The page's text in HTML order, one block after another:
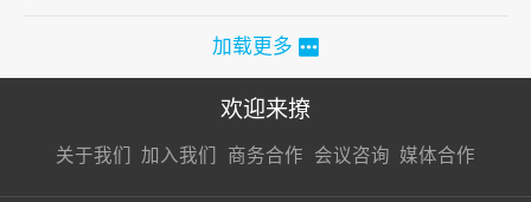
加载更多
欢迎来撩
关于我们 加入我们
接扔简历
商务合作
接开聊
会议咨询 媒体合作
接开聊